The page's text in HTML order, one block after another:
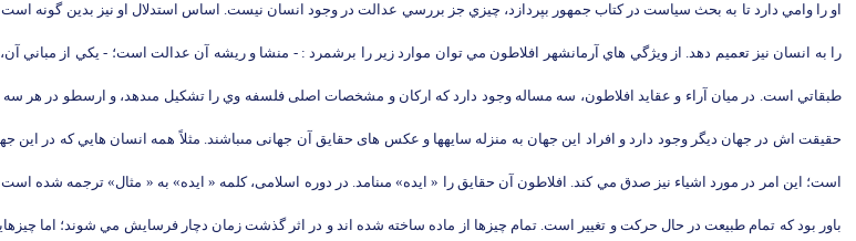
او را وامي دارد تا به بحث سياست در كتاب جمهور بپردازد، چيزي جز بررسي عدالت در وجود انسان نيست. اساس استدلال او نيز بدين گونه
را به انسان نيز تعميم دهد. از ويژگي هاي آرمانشهر افلاطون مي توان موارد زير را برشمرد : - منشا و ريشه آن عدالت است؛ - يكي از
حقيقت‏ اش در جهان ديگر وجود دارد و افراد اين جهان به منزله سايه‏ها و عكس هاى حقايق آن جهانى مى‏باشند. مثلاً همه انسان هايي كه در
است؛ اين امر در مورد اشياء نيز صدق مي كند. افلاطون آن حقايق را « ايده» مى‏نامد. در دوره اسلامى، كلمه « ايده» به « مثال‏» ترجمه شده
باور بود كه تمام طبيعت در حال حركت و تغيير است. تمام چيزها از ماده ساخته شده اند و در اثر گذشت زمان دچار فرسايش مي شوند؛ اما